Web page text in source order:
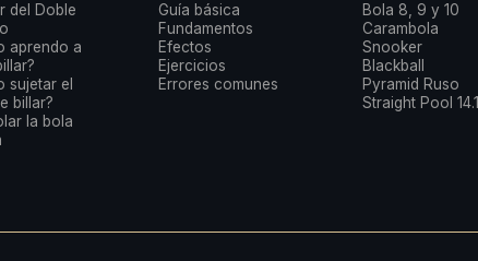
del Doble
aprendo a
sujetar el
billar?
la bola
Guía básica
Fundamentos
Efectos
Ejercicios
Errores comunes
Bola 8, 9 y 10
Carambola
Snooker
Blackball
Pyramid Ruso
Straight Pool 14.1